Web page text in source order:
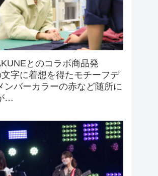
とのコラボ商品発
文字に着想を得たモチーフデ
ンバーカラーの赤など随所に
…